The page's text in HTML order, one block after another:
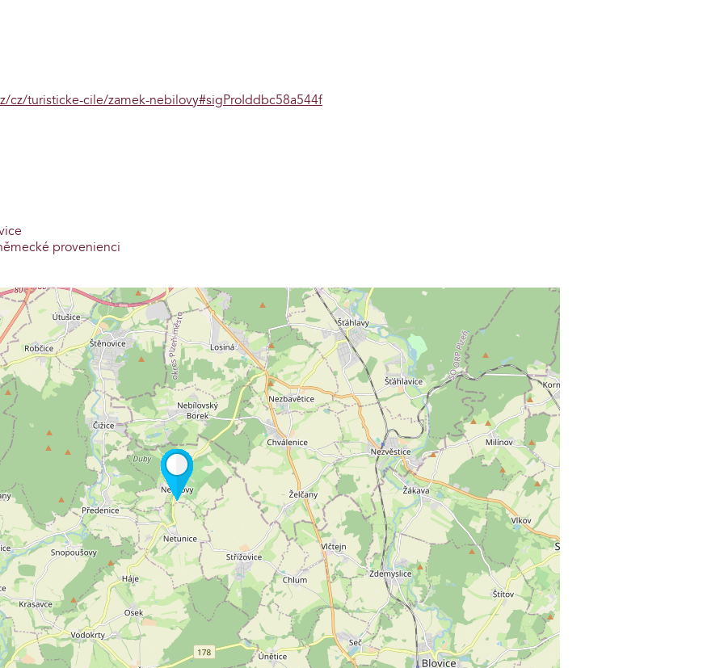
cz/turisticke-cile/zamek-nebilovy#sigProIddbc58a544f
provenienci